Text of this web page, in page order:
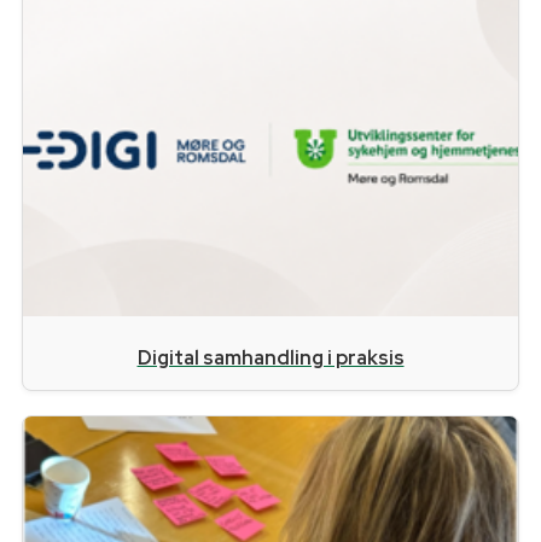
Digital samhandling i praksis